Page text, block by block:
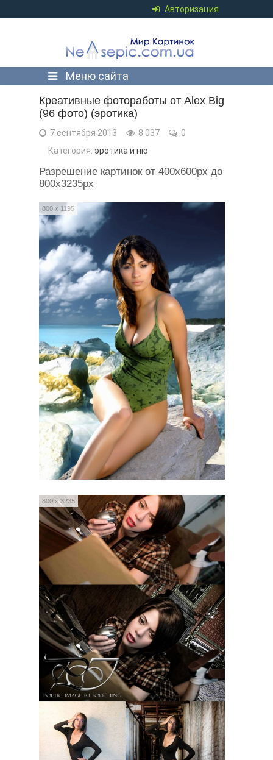
Авторизация
Меню сайта
Креативные фотоработы от Alex Big
(96 фото) (эротика)
7 сентября 2013 8 037
0
Категория: эротика и ню
Разрешение картинок от 400x600px до
800x3235px
800 x 1195
800 x 3235